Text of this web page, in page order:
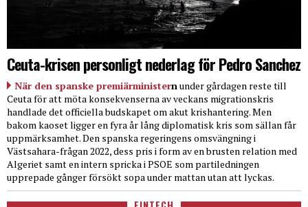
Ceuta-krisen personligt nederlag för Pedro Sanchez
När den spanske premiärministernunder gårdagen reste till
Ceuta för att möta konsekvenserna av veckans migrationskris
handlade det officiella budskapet om akut krishantering. Men
bakom kaoset ligger en fyra år lång diplomatisk kris som sällan får
uppmärksamhet. Den spanska regeringens omsvängning i
Västsahara-frågan 2022, dess pris i form av en brusten relation med
Algeriet samt en intern spricka i PSOE som partiledningen
upprepade gånger försökt sopa under mattan utan att lyckas.